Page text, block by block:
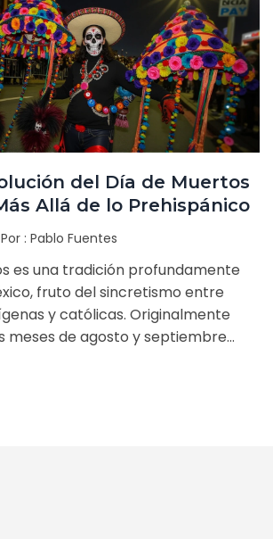
del Día de Muertos
Allá de lo Prehispánico
Por : Pablo Fuentes
es una tradición profundamente
fruto del sincretismo entre
y católicas. Originalmente
meses de agosto y septiembre
a fechas cristianas en
pasar de los siglos, ha